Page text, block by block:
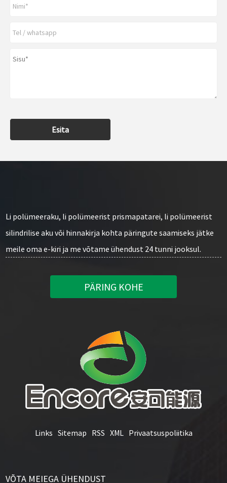
Esita
Li polümeeraku, li polümeerist prismapatarei, li polümeerist
silindrilise aku või hinnakirja kohta päringute saamiseks jätke
meile oma e-kiri ja me võtame ühendust 24 tunni jooksul.
PÄRING KOHE
Links Sitemap RSS XML Privaatsuspoliitika
VÕTA MEIEGA ÜHENDUST